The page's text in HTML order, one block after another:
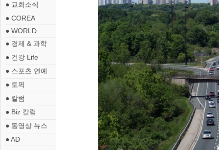
● 교회소식
● COREA
● WORLD
● 경제 & 과학
● 건강 Life
● 스포츠 연예
● 토픽
● 칼럼
● Biz 칼럼
● 동영상 뉴스
● AD